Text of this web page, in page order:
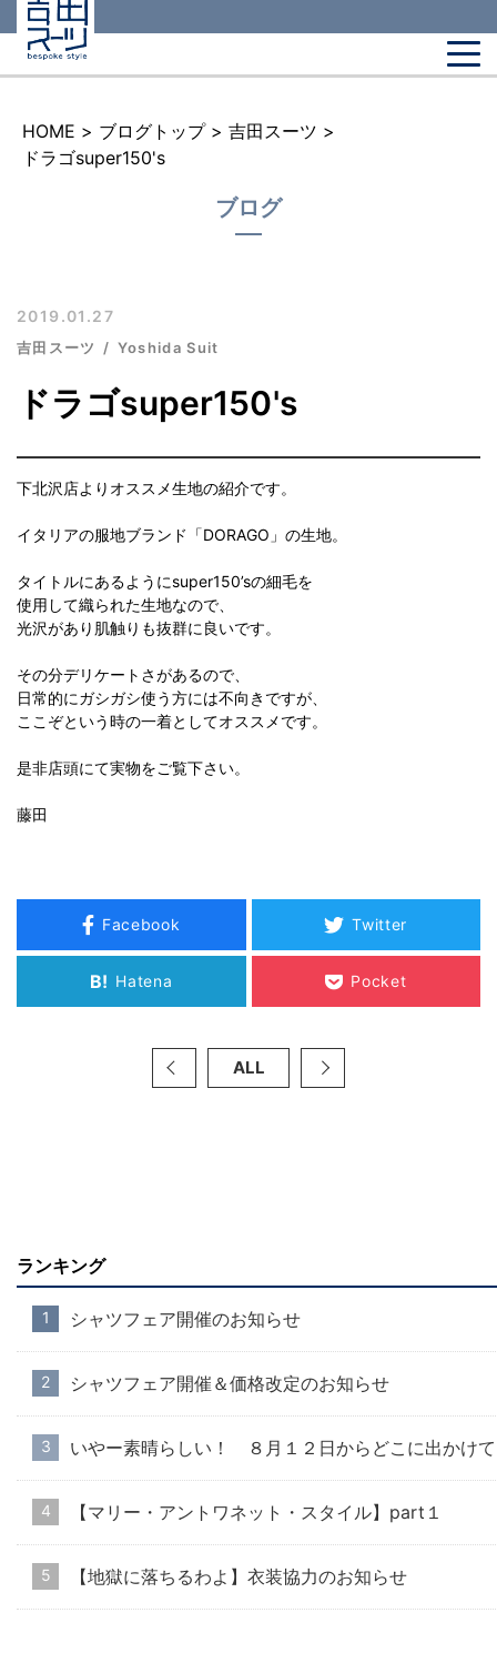
HOME > ブログトップ > 吉田スーツ >
ドラゴsuper150's
ブログ
2019.01.27
吉田スーツ Yoshida Suit
ドラゴsuper150's
下北沢店よりオススメ生地の紹介です。
イタリアの服地ブランド「DORAGO」の生地。
タイトルにあるようにsuper150’sの細毛を
使用して織られた生地なので、
光沢があり肌触りも抜群に良いです。
その分デリケートさがあるので、
日常的にガシガシ使う方には不向きですが、
ここぞという時の一着としてオススメです。
是非店頭にて実物をご覧下さい。
藤田
Facebook Twitter
B! Hatena Pocket
ALL
ランキング
シャツフェア開催のお知らせ
シャツフェア開催＆価格改定のお知らせ
いやー素晴らしい！ ８月１２日からどこに出かけ
【マリー・アントワネット・スタイル】part１
【地獄に落ちるわよ】衣装協力のお知らせ